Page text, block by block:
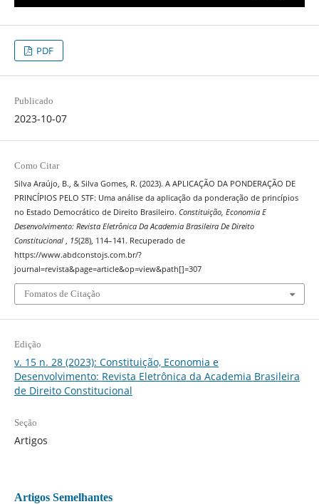
PDF
Publicado
2023-10-07
Como Citar
Silva Araújo, B., & Silva Gomes, R. (2023). A APLICAÇÃO DA PONDERAÇÃO DE
PRINCÍPIOS PELO STF: Uma análise da aplicação da ponderação de princípios
no Estado Democrático de Direito Brasileiro. Constituição, Economia E
Desenvolvimento: Revista Eletrônica Da Academia Brasileira De Direito
Constitucional , 15(28), 114–141. Recuperado de
https://www.abdconstojs.com.br/?
journal=revista&page=article&op=view&path[]=307
Fomatos de Citação
Edição
v. 15 n. 28 (2023): Constituição, Economia e
Desenvolvimento: Revista Eletrônica da Academia Brasileira
de Direito Constitucional
Seção
Artigos
Artigos Semelhantes